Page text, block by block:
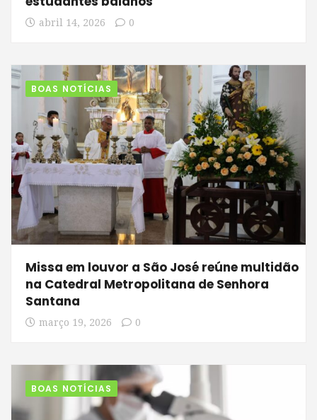
abril 14, 2026 0
BOAS NOTÍCIAS
Missa em louvor a São José reúne multidão
na Catedral Metropolitana de Senhora
Santana
março 19, 2026 0
BOAS NOTÍCIAS